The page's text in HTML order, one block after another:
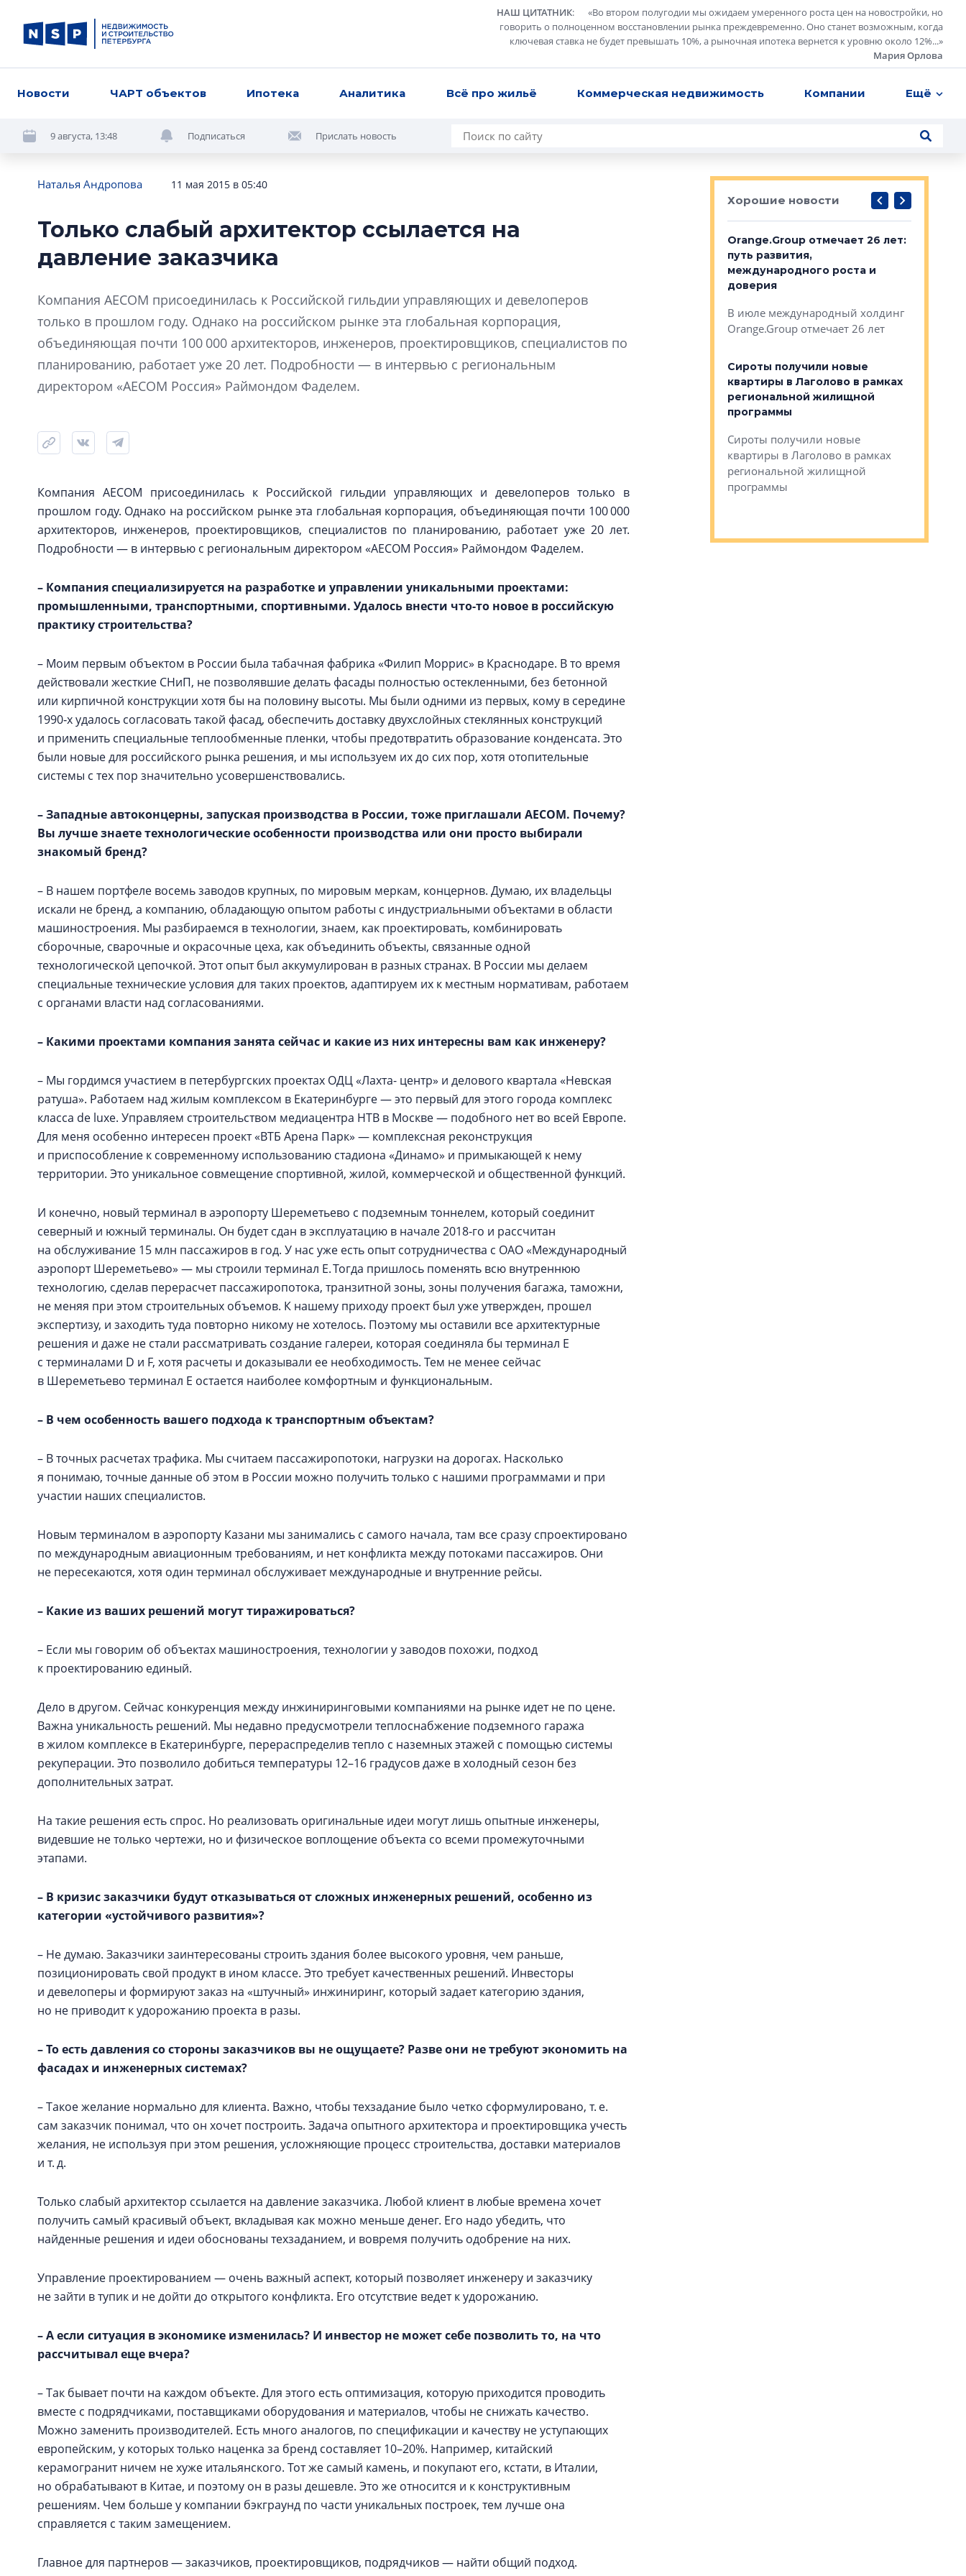
НАШ ЦИТАТНИК: «Во втором полугодии мы ожидаем умеренного роста цен на новостройки, но
говорить о полноценном восстановлении рынка преждевременно. Оно станет возможным, когда
ключевая ставка не будет превышать 10%, а рыночная ипотека вернется к уровню около 12%...»
Мария Орлова
Новости ЧАРТ объектов Ипотека Аналитика Всё про жильё Коммерческая недвижимость Компании Ещё
9 августа, 13:48 Подписаться Прислать новость
Наталья Андропова 11 мая 2015 в 05:40
Только слабый архитектор ссылается на
давление заказчика
Компания AECOM присоединилась к Российской гильдии управляющих и девелоперов
только в прошлом году. Однако на российском рынке эта глобальная корпорация,
объединяющая почти 100 000 архитекторов, инженеров, проектировщиков, специалистов по
планированию, работает уже 20 лет. Подробности — в интервью с региональным
директором «AECOM Россия» Раймондом Фаделем.
Компания AECOM присоединилась к Российской гильдии управляющих и девелоперов только в
прошлом году. Однако на российском рынке эта глобальная корпорация, объединяющая почти 100 000
архитекторов, инженеров, проектировщиков, специалистов по планированию, работает уже 20 лет.
Подробности — в интервью с региональным директором «AECOM Россия» Раймондом Фаделем.
– Компания специализируется на разработке и управлении уникальными проектами:
промышленными, транспортными, спортивными. Удалось внести что-то новое в российскую
практику строительства?
– Моим первым объектом в России была табачная фабрика «Филип Моррис» в Краснодаре. В то время
действовали жесткие СНиП, не позволявшие делать фасады полностью остекленными, без бетонной
или кирпичной конструкции хотя бы на половину высоты. Мы были одними из первых, кому в середине
1990‑х удалось согласовать такой фасад, обеспечить доставку двухслойных стеклянных конструкций
и применить специальные теплообменные пленки, чтобы предотвратить образование конденсата. Это
были новые для российского рынка решения, и мы используем их до сих пор, хотя отопительные
системы с тех пор значительно усовершенствовались.
– Западные автоконцерны, запуская производства в России, тоже приглашали AECOM. Почему?
Вы лучше знаете технологические особенности производства или они просто выбирали
знакомый бренд?
– В нашем портфеле восемь заводов крупных, по мировым меркам, концернов. Думаю, их владельцы
искали не бренд, а компанию, обладающую опытом работы с индустриальными объектами в области
машиностроения. Мы разбираемся в технологии, знаем, как проектировать, комбинировать
сборочные, сварочные и окрасочные цеха, как объединить объекты, связанные одной
технологической цепочкой. Этот опыт был аккумулирован в разных странах. В России мы делаем
специальные технические условия для таких проектов, адаптируем их к местным нормативам, работаем
с органами власти над согласованиями.
– Какими проектами компания занята сейчас и какие из них интересны вам как инженеру?
– Мы гордимся участием в петербургских проектах ОДЦ «Лахта- центр» и делового квартала «Невская
ратуша». Работаем над жилым комплексом в Екатеринбурге — это первый для этого города комплекс
класса de luxе. Управляем строительством медиацентра НТВ в Москве — подобного нет во всей Европе.
Для меня особенно интересен проект «ВТБ Арена Парк» — комплексная реконструкция
и приспособление к современному использованию стадиона «Динамо» и примыкающей к нему
территории. Это уникальное совмещение спортивной, жилой, коммерческой и общественной функций.
И конечно, новый терминал в аэропорту Шереметьево с подземным тоннелем, который соединит
северный и южный терминалы. Он будет сдан в эксплуатацию в начале 2018‑го и рассчитан
на обслуживание 15 млн пассажиров в год. У нас уже есть опыт сотрудничества с ОАО «Международный
аэропорт Шереметьево» — мы строили терминал Е. Тогда пришлось поменять всю внутреннюю
технологию, сделав перерасчет пассажиропотока, транзитной зоны, зоны получения багажа, таможни,
не меняя при этом строительных объемов. К нашему приходу проект был уже утвержден, прошел
экспертизу, и заходить туда повторно никому не хотелось. Поэтому мы оставили все архитектурные
решения и даже не стали рассматривать создание галереи, которая соединяла бы терминал Е
с терминалами D и F, хотя расчеты и доказывали ее необходимость. Тем не менее сейчас
в Шереметьево терминал Е остается наиболее комфортным и функциональным.
– В чем особенность вашего подхода к транспортным объектам?
– В точных расчетах трафика. Мы считаем пассажиропотоки, нагрузки на дорогах. Насколько
я понимаю, точные данные об этом в России можно получить только с нашими программами и при
участии наших специалистов.
Новым терминалом в аэропорту Казани мы занимались с самого начала, там все сразу спроектировано
по международным авиационным требованиям, и нет конфликта между потоками пассажиров. Они
не пересекаются, хотя один терминал обслуживает международные и внутренние рейсы.
– Какие из ваших решений могут тиражироваться?
– Если мы говорим об объектах машиностроения, технологии у заводов похожи, подход
к проектированию единый.
Дело в другом. Сейчас конкуренция между инжиниринговыми компаниями на рынке идет не по цене.
Важна уникальность решений. Мы недавно предусмотрели теплоснабжение подземного гаража
в жилом комплексе в Екатеринбурге, перераспределив тепло с наземных этажей с помощью системы
рекуперации. Это позволило добиться температуры 12–16 градусов даже в холодный сезон без
дополнительных затрат.
На такие решения есть спрос. Но реализовать оригинальные идеи могут лишь опытные инженеры,
видевшие не только чертежи, но и физическое воплощение объекта со всеми промежуточными
этапами.
– В кризис заказчики будут отказываться от сложных инженерных решений, особенно из
категории «устойчивого развития»?
– Не думаю. Заказчики заинтересованы строить здания более высокого уровня, чем раньше,
позиционировать свой продукт в ином классе. Это требует качественных решений. Инвесторы
и девелоперы и формируют заказ на «штучный» инжиниринг, который задает категорию здания,
но не приводит к удорожанию проекта в разы.
– То есть давления со стороны заказчиков вы не ощущаете? Разве они не требуют экономить на
фасадах и инженерных системах?
– Такое желание нормально для клиента. Важно, чтобы техзадание было четко сформулировано, т. е.
сам заказчик понимал, что он хочет построить. Задача опытного архитектора и проектировщика учесть
желания, не используя при этом решения, усложняющие процесс строительства, доставки материалов
и т. д.
Только слабый архитектор ссылается на давление заказчика. Любой клиент в любые времена хочет
получить самый красивый объект, вкладывая как можно меньше денег. Его надо убедить, что
найденные решения и идеи обоснованы техзаданием, и вовремя получить одобрение на них.
Управление проектированием — очень важный аспект, который позволяет инженеру и заказчику
не зайти в тупик и не дойти до открытого конфликта. Его отсутствие ведет к удорожанию.
– А если ситуация в экономике изменилась? И инвестор не может себе позволить то, на что
рассчитывал еще вчера?
– Так бывает почти на каждом объекте. Для этого есть оптимизация, которую приходится проводить
вместе с подрядчиками, поставщиками оборудования и материалов, чтобы не снижать качество.
Можно заменить производителей. Есть много аналогов, по спецификации и качеству не уступающих
европейским, у которых только наценка за бренд составляет 10–20%. Например, китайский
керамогранит ничем не хуже итальянского. Тот же самый камень, и покупают его, кстати, в Италии,
но обрабатывают в Китае, и поэтому он в разы дешевле. Это же относится и к конструктивным
решениям. Чем больше у компании бэкграунд по части уникальных построек, тем лучше она
справляется с таким замещением.
Главное для партнеров — заказчиков, проектировщиков, подрядчиков — найти общий подход.
Хорошие новости
девятый сезон творческого
строить и жить помогает»
В Красногвардейском районе
Orange.Group отмечает 26 лет:
путь развития,
международного роста и
доверия
В июле международный холдинг
Orange.Group отмечает 26 лет
Сироты получили новые
квартиры в Лаголово в рамках
региональной жилищной
программы
Сироты получили новые
квартиры в Лаголово в рамках
региональной жилищной
программы